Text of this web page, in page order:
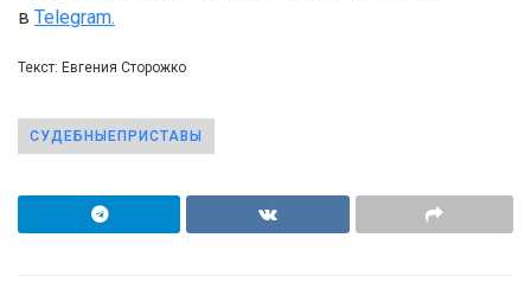
в Telegram.
Текст: Евгения Сторожко
СУДЕБНЫЕПРИСТАВЫ